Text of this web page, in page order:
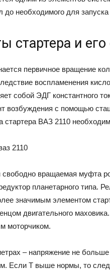
до необходимого для запуска
стартера и
первичное вращение
воспламенения
собой ЭДГ константного
возбуждения с помощью
стартера ВАЗ 2110
свободно вращаемая муфта
планетарного типа.
значимым элементом
двигательного
моторчиком.
– напряжение не
Если Т выше нормы, то